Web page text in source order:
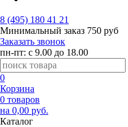
8 (495) 180 41 21
Минимальный заказ 750 руб
Заказать звонок
пн-пт: с 9.00 до 18.00
0
Корзина
0 товаров
на 0,00 руб.
Каталог